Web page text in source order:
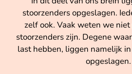
stoorzenders opgeslagen.
zelf ook. Vaak weten we
stoorzenders zijn. Degene
last hebben, liggen namelijk
opgeslagen.